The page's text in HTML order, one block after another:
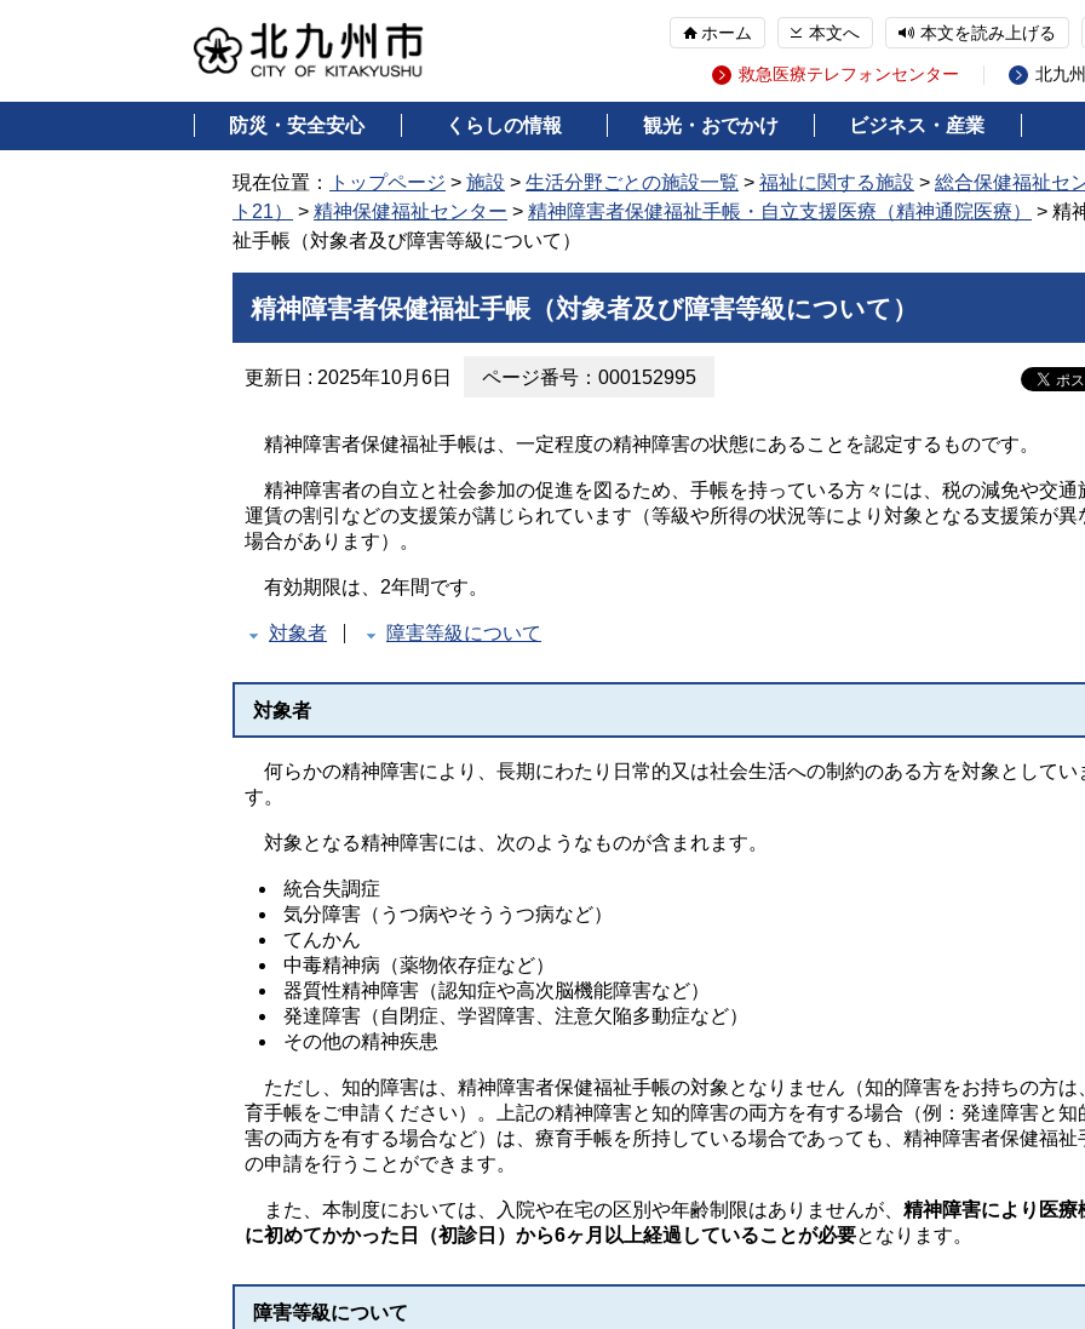
ホーム 本文へ 本文を読み上げる
救急医療テレフォンセンター 北九
防災・安全安心 くらしの情報 観光・おでかけ ビジネス・産業
現在位置： トップページ > 施設 > 生活分野ごとの施設一覧 > 福祉に関する施設 > 総合保健福祉セ
ト21）
> 精神保健福祉センター > 精神障害者保健福祉手帳・自立支援医療（精神通院医療）
> 精
祉手帳（対象者及び障害等級について）
精神障害者保健福祉手帳（対象者及び障害等級について）
更新日 : 2025年10月6日 ページ番号：000152995
精神障害者保健福祉手帳は、一定程度の精神障害の状態にあることを認定するものです。
精神障害者の自立と社会参加の促進を図るため、手帳を持っている方々には、税の減免や交通
運賃の割引などの支援策が講じられています（等級や所得の状況等により対象となる支援策が異
場合があります）。
有効期限は、2年間です。
対象者 障害等級について
対象者
何らかの精神障害により、長期にわたり日常的又は社会生活への制約のある方を対象としてい
す。
対象となる精神障害には、次のようなものが含まれます。
統合失調症
気分障害（うつ病やそううつ病など）
てんかん
中毒精神病（薬物依存症など）
器質性精神障害（認知症や高次脳機能障害など）
発達障害（自閉症、学習障害、注意欠陥多動症など）
その他の精神疾患
ただし、知的障害は、精神障害者保健福祉手帳の対象となりません（知的障害をお持ちの方は
育手帳をご申請ください）。上記の精神障害と知的障害の両方を有する場合（例：発達障害と知
害の両方を有する場合など）は、療育手帳を所持している場合であっても、精神障害者保健福祉
の申請を行うことができます。
また、本制度においては、入院や在宅の区別や年齢制限はありませんが、 精神障害により医療
に初めてかかった日（初診日）から6ヶ月以上経過していることが必要となります。
障害等級について